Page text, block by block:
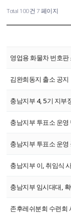
Total 100건 7 페이지
영업용 화물차 번호
김완희동지 출소 공지
충남지부 4, 5기 지부
충남지부 투표소 운영
충남지부 투표소 운영
충남지부 이, 취임식
충남지부 임시대대,
존후레쉬분회 수련회